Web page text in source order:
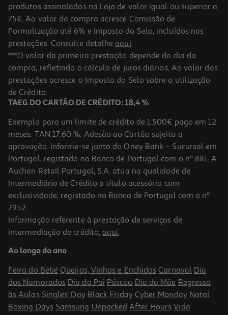
Capa Dbramante1928 Kick Icon Iphone 17 Pro
39.99 €/un
39,99 €
Capa Dbramante1928 Kick Icon Iphone 17 Pro
39.99 €/un
39,99 €
produtos assinalados na Loja de valor igual ou superior a
75€. Ao valor da compra acresce Comissão de
Formalização até 6% e Imposto do Selo, incluídos nas
prestações. Consulte detalhe aqui.
***O valor da primeira prestação depende do dia da
compra, refletindo o cálculo de juros diários. Ao valor das
prestações acresce o Imposto do Selo sobre a utilização
de Crédito.
TAEG DO CARTÃO DE CRÉDITO: 18,4 %
Exemplo para um limite de crédito de 1.500€ pago em 12
meses. TAN 17,60 %. Adesão ao Cartão sujeita a
aprovação. Informe-se junto do Oney Bank – Sucursal em
Portugal, registado no Banco de Portugal com o nº 881. A
Auchan Retail Portugal, S.A. atua na qualidade de
Intermediário de Crédito a título acessório com
exclusividade, registado no Banco de Portugal com o nº
7952.
Informação referente à prestação de serviços de
intermediação de crédito, aqui.
Ao longo do ano
Feira do Bebé Queijos, Vinhos e Enchidos Carnaval Dia
dos Namorados Dia do Pai Páscoa Dia da Mãe Regresso
às Aulas Singles' Day Black Friday Cyber Monday Natal
Boxing Days Samsung Unpacked After Hours Vida